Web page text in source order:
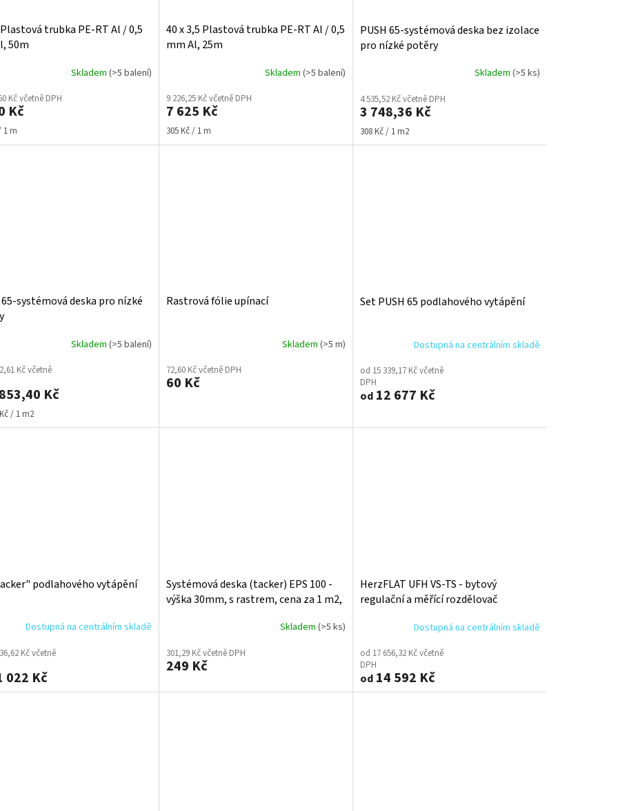
Plastová trubka PE-RT Al / 0,5
50m
Skladem (>5 balení)
Kč včetně DPH
Kč
1 m
40 x 3,5 Plastová trubka PE-RT Al / 0,5
mm Al, 25m
Skladem (>5 balení)
9 226,25 Kč včetně DPH
7 625 Kč
Měrná
cena:
305 Kč / 1 m
PUSH 65-systémová deska bez izolace
pro nízké potěry
Skladem (>5 ks)
4 535,52 Kč včetně DPH
3 748,36 Kč
Měrná
cena:
308 Kč / 1 m2
65-systémová deska pro nízké
Skladem (>5 balení)
Kč včetně
Kč
/ 1 m2
Rastrová fólie upínací
Skladem (>5 m)
72,60 Kč včetně DPH
60 Kč
Set PUSH 65 podlahového vytápění
Dostupná na centrálním skladě
od 15 339,17 Kč včetně
DPH
od12 677 Kč
podlahového vytápění
Dostupná na centrálním skladě
Kč včetně
022 Kč
Systémová deska (tacker) EPS 100 -
výška 30mm, s rastrem, cena za 1 m2,
Skladem (>5 ks)
301,29 Kč včetně DPH
249 Kč
HerzFLAT UFH VS-TS - bytový
regulační a měřící rozdělovač
Dostupná na centrálním skladě
od 17 656,32 Kč včetně
DPH
od14 592 Kč